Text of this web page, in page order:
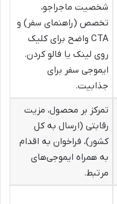
شخصیت ماجراجو،
تخصص (راهنمای سفر) و
CTA واضح برای کلیک
روی لینک یا فالو کردن.
ایموجی سفر برای
جذابیت.
تمرکز بر محصول، مزیت
رقابتی (ارسال به کل
کشور)، فراخوان به اقدام
به همراه ایموجی‌های
مرتبط.